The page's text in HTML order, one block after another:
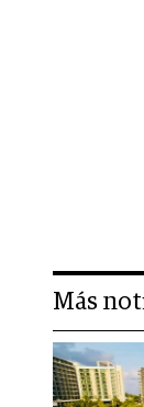
Más